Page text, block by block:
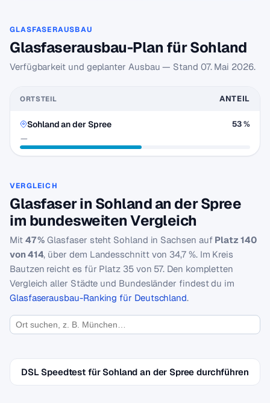
GLASFASERAUSBAU
Glasfaserausbau-Plan für Sohland
Verfügbarkeit und geplanter Ausbau — Stand 07. Mai 2026.
ORTSTEIL ANTEIL
Sohland an der Spree
—
53 %
VERGLEICH
Glasfaser in Sohland an der Spree
im bundesweiten Vergleich
Mit 47 % Glasfaser steht Sohland in Sachsen auf Platz 140
von 414, über dem Landesschnitt von 34,7 %. Im Kreis
Bautzen reicht es für Platz 35 von 57. Den kompletten
Vergleich aller Städte und Bundesländer findest du im
Glasfaserausbau-Ranking für Deutschland.
DSL Speedtest für Sohland an der Spree durchführen